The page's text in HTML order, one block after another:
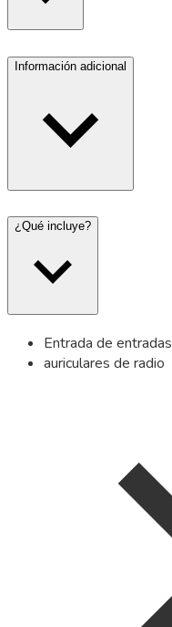
Información adicional
¿Qué incluye?
Entrada de entradas
auriculares de radio